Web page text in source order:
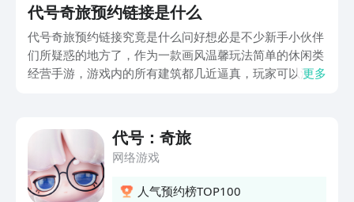
代号奇旅预约链接是什么
代号奇旅预约链接究竟是什么问好想必是不少新手小伙伴
们所疑惑的地方了，作为一款画风温馨玩法简单的休闲类
经营手游，游戏内的所有建筑都几近逼真，玩家可以沉浸
位。
更多
代号：奇旅
网络游戏
人气预约榜TOP100